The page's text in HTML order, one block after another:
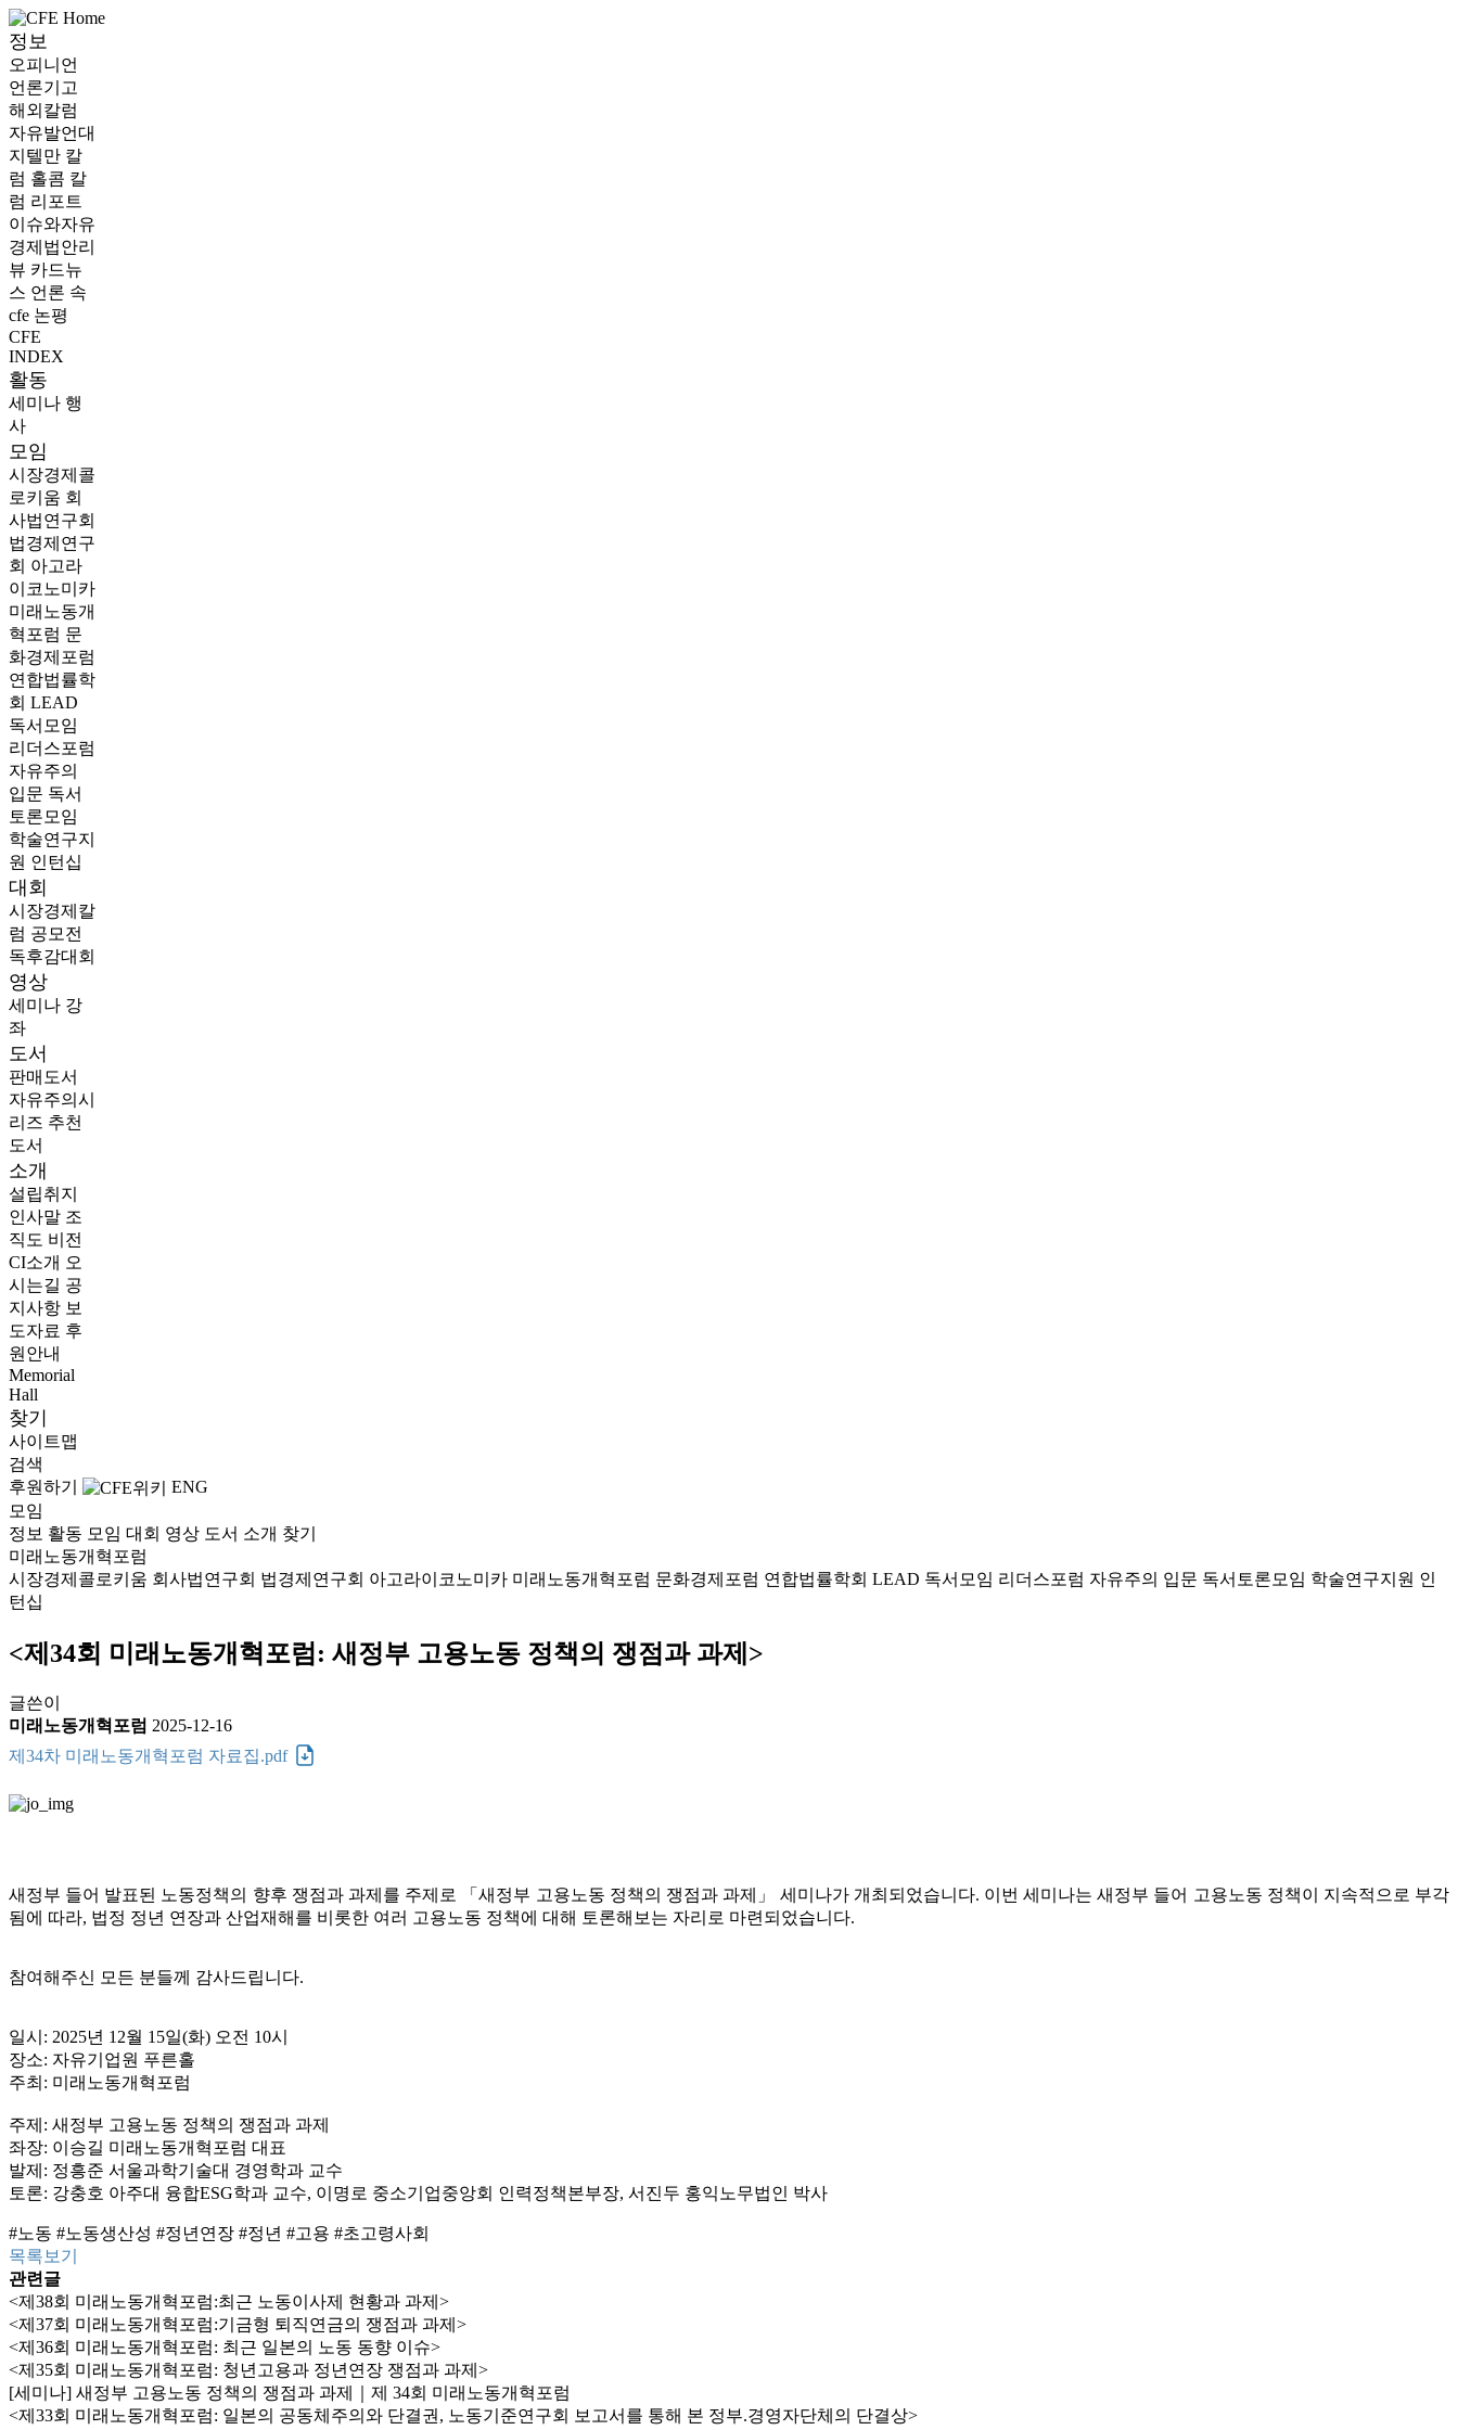
정보
오피니언
언론기고
해외칼럼
자유발언대
지텔만 칼
럼 홀콤 칼
럼 리포트
이슈와자유
경제법안리
뷰 카드뉴
스 언론 속
cfe 논평
CFE
INDEX
활동
세미나 행
사
모임
시장경제콜
로키움 회
사법연구회
법경제연구
회 아고라
이코노미카
미래노동개
혁포럼 문
화경제포럼
연합법률학
회 LEAD
독서모임
리더스포럼
자유주의
입문 독서
토론모임
학술연구지
원 인턴십
대회
시장경제칼
럼 공모전
독후감대회
영상
세미나 강
좌
도서
판매도서
자유주의시
리즈 추천
도서
소개
설립취지
인사말 조
직도 비전
CI소개 오
시는길 공
지사항 보
도자료 후
원안내
Memorial
Hall
찾기
사이트맵
검색
후원하기
ENG
모임
정보 활동 모임 대회 영상 도서 소개 찾기
미래노동개혁포럼
시장경제콜로키움 회사법연구회 법경제연구회 아고라이코노미카 미래노동개혁포럼 문화경제포럼 연합법률학회 LEAD 독서모임 리더스포럼 자유주의 입문 독서토론모임 학술연구지원 인
턴십
<제34회 미래노동개혁포럼: 새정부 고용노동 정책의 쟁점과 과제>
글쓴이
미래노동개혁포럼 2025-12-16
제34차 미래노동개혁포럼 자료집.pdf
새정부 들어 발표된 노동정책의 향후 쟁점과 과제를 주제로 「새정부 고용노동 정책의 쟁점과 과제」 세미나가 개최되었습니다. 이번 세미나는 새정부 들어 고용노동 정책이 지속적으로 부각
됨에 따라, 법정 정년 연장과 산업재해를 비롯한 여러 고용노동 정책에 대해 토론해보는 자리로 마련되었습니다.
참여해주신 모든 분들께 감사드립니다.
일시: 2025년 12월 15일(화) 오전 10시
장소: 자유기업원 푸른홀
주최: 미래노동개혁포럼
주제: 새정부 고용노동 정책의 쟁점과 과제
좌장: 이승길 미래노동개혁포럼 대표
발제: 정흥준 서울과학기술대 경영학과 교수
토론: 강충호 아주대 융합ESG학과 교수, 이명로 중소기업중앙회 인력정책본부장, 서진두 홍익노무법인 박사
#노동 #노동생산성 #정년연장 #정년 #고용 #초고령사회
목록보기
관련글
<제38회 미래노동개혁포럼:최근 노동이사제 현황과 과제>
<제37회 미래노동개혁포럼:기금형 퇴직연금의 쟁점과 과제>
<제36회 미래노동개혁포럼: 최근 일본의 노동 동향 이슈>
<제35회 미래노동개혁포럼: 청년고용과 정년연장 쟁점과 과제>
[세미나] 새정부 고용노동 정책의 쟁점과 과제｜제 34회 미래노동개혁포럼
<제33회 미래노동개혁포럼: 일본의 공동체주의와 단결권, 노동기준연구회 보고서를 통해 본 정부.경영자단체의 단결상>